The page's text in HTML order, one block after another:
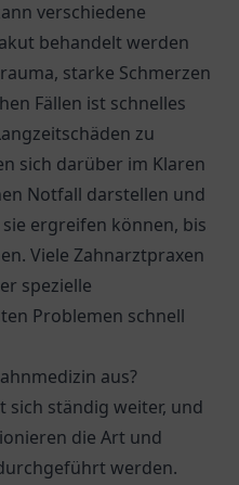
verschiedene
behandelt werden
starke Schmerzen
Fällen ist schnelles
zu
sich darüber im Klaren
Notfall darstellen und
ergreifen können, bis
Viele Zahnarztpraxen
spezielle
Problemen schnell
aus?
sich ständig weiter, und
die Art und
werden.